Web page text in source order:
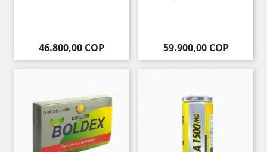
Precio
46.800,00 COP Precio
59.900,00 COP